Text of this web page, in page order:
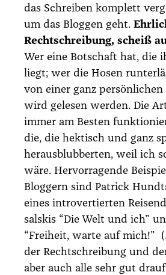
das Schrei­ben kom­plett
um das Blog­gen geht.
Recht­schrei­bung, scheiß
Wer eine Bot­schaft hat, die
liegt; wer die Hosen
von einer ganz per­sön­li­chen
wird gele­sen wer­den. Die
immer am Bes­ten
die, die hek­tisch und ganz
her­aus­blub­ber­ten, weil ich
wäre. Her­vor­ra­gen­de
Blog­gern sind Patrick
eines intro­ver­tier­ten
salskis “Die Welt und ich”
“Frei­heit, war­te auf mich!”
der Recht­schrei­bung und
aber auch alle sehr gut